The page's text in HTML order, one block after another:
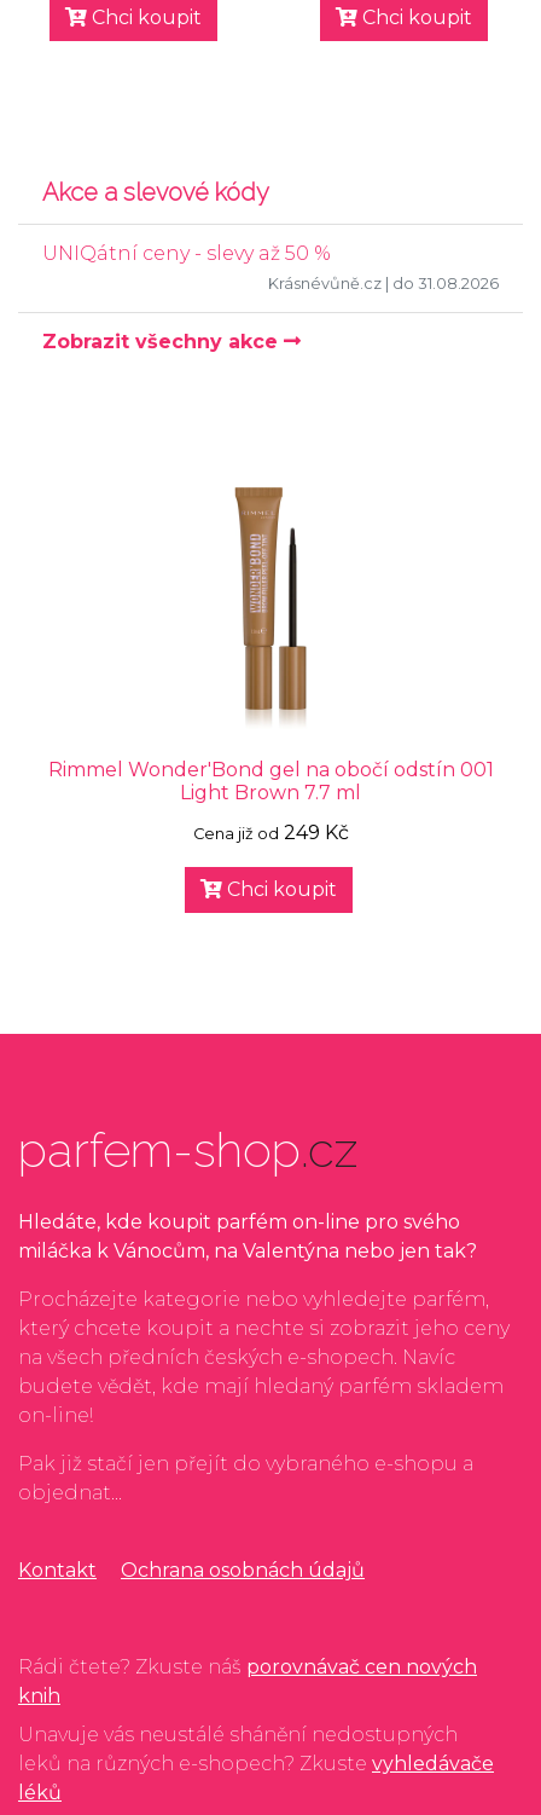
Chci koupit Chci koupit
Akce a slevové kódy
UNIQátní ceny - slevy až 50 %
Krásnévůně.cz | do 31.08.2026
Zobrazit všechny akce
Rimmel Wonder'Bond gel na obočí odstín 001
Light Brown 7.7 ml
Cena již od 249 Kč
Chci koupit
parfem-shop.cz
Hledáte, kde koupit parfém on-line pro svého
miláčka k Vánocům, na Valentýna nebo jen tak?
Procházejte kategorie nebo vyhledejte parfém,
který chcete koupit a nechte si zobrazit jeho ceny
na všech předních českých e-shopech. Navíc
budete vědět, kde mají hledaný parfém skladem
on-line!
Pak již stačí jen přejít do vybraného e-shopu a
objednat...
Kontakt Ochrana osobnách údajů
Rádi čtete? Zkuste náš porovnávač cen nových
knih
Unavuje vás neustálé shánění nedostupných
leků na různých e-shopech? Zkuste vyhledávače
léků